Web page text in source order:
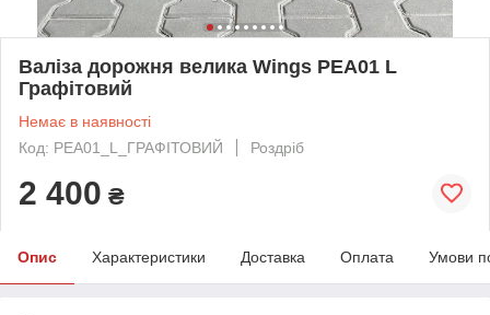
Валіза дорожня велика Wings PEA01 L
Графітовий
Немає в наявності
Код: PEA01_L_ГРАФІТОВИЙ
Роздріб
2 400 ₴
Опис Характеристики Доставка Оплата Умови